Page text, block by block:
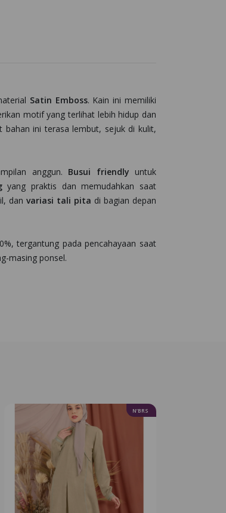
Satin Emboss. Kain ini memiliki
motif yang terlihat lebih hidup dan
ini terasa lembut, sejuk di kulit,
anggun. Busui friendly untuk
yang praktis dan memudahkan saat
danvariasi tali pita di bagian depan
tergantung pada pencahayaan saat
masing ponsel.
N’BRS